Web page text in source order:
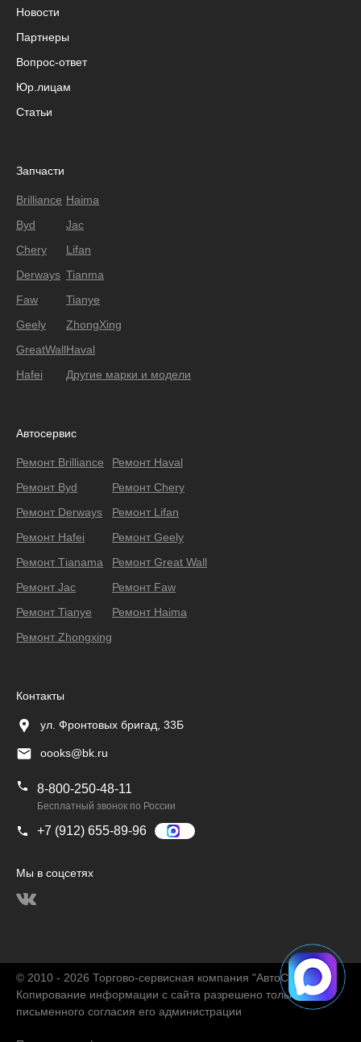
Новости
Партнеры
Вопрос-ответ
Юр.лицам
Статьи
Запчасти
Brilliance
Byd
Chery
Derways
Faw
Geely
GreatWall
Hafei
Haima
Jac
Lifan
Tianma
Tianye
ZhongXing
Haval
Другие марки и модели
Автосервис
Ремонт Brilliance
Ремонт Byd
Ремонт Derways
Ремонт Hafei
Ремонт Тianama
Ремонт Jac
Ремонт Tianye
Ремонт Zhongxing
Ремонт Haval
Ремонт Chery
Ремонт Lifan
Ремонт Geely
Ремонт Great Wall
Ремонт Faw
Ремонт Haima
Контакты
ул. Фронтовых бригад, 33Б
oooks@bk.ru
8-800-250-48-11
Бесплатный звонок по России
+7 (912) 655-89-96
Мы в соцсетях
© 2010 - 2026 Торгово-сервисная компания "АвтоChina"
Копирование информации с сайта разрешено только с
письменного согласия его администрации